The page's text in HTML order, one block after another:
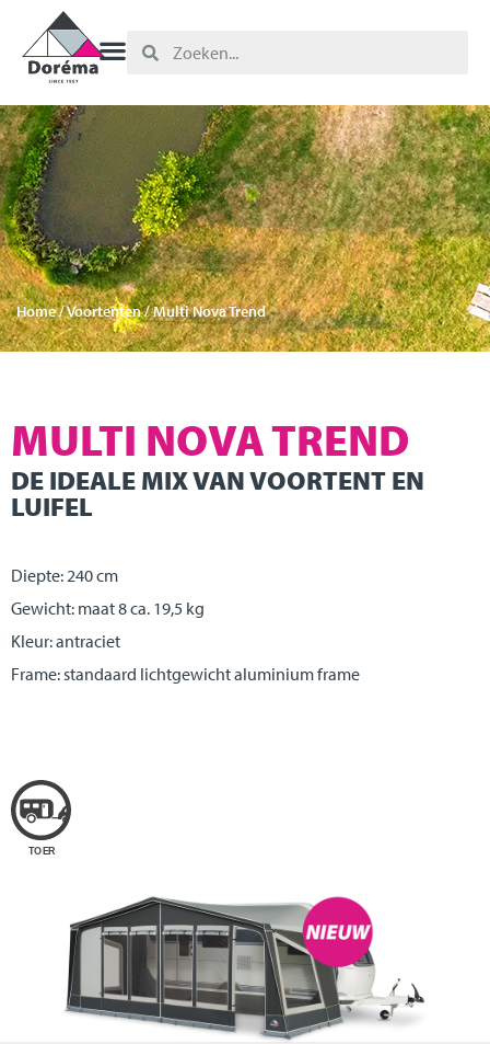
Home/Voortenten/ Multi Nova Trend
MULTI NOVA TREND
DE IDEALE MIX VAN VOORTENT EN
LUIFEL
Diepte: 240 cm
Gewicht: maat 8 ca. 19,5 kg
Kleur: antraciet
Frame: standaard lichtgewicht aluminium frame